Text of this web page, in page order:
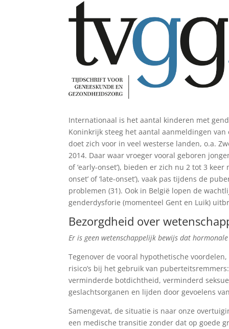
Internationaal is het aantal kinderen met
Koninkrijk steeg het aantal aanmeldingen
doet zich voor in veel westerse landen, o.a.
2014. Daar waar vroeger vooral geboren
of ‘early-onset’), bieden er zich nu 2 tot 3
onset’ of ‘late-onset’), vaak pas tijdens de
problemen (31). Ook in België lopen de
genderdysforie (momenteel Gent en Luik)
Bezorgdheid over
Er is geen wetenschappelijk bewijs dat
Tegenover de vooral hypothetische
risico’s bij het gebruik van
verminderde botdichtheid, verminderd
geslachtsorganen en lijden door gevoelens
Samengevat, de situatie is naar onze
een medische transitie zonder dat op goede